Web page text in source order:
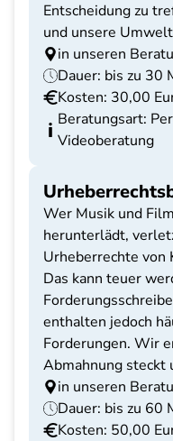
Entscheidung zu
und unsere
in unseren
Dauer: bis zu 30
Kosten: 30,00
Beratungsart:
Videoberatung
Wer Musik und
herunterlädt,
Urheberrechte von
Das kann teuer
enthalten jedoch
Forderungen. Wir
Abmahnung steckt
in unseren
Dauer: bis zu 60
Kosten: 50,00